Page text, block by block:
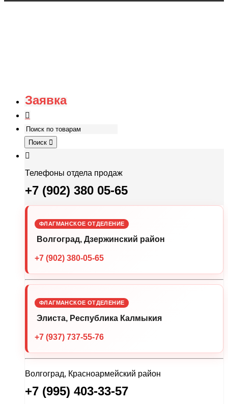
Заявка
Поиск
Телефоны отдела продаж
+7 (902) 380 05-65
ФЛАГМАНСКОЕ ОТДЕЛЕНИЕ
Волгоград, Дзержинский район
+7 (902) 380-05-65
ФЛАГМАНСКОЕ ОТДЕЛЕНИЕ
Элиста, Республика Калмыкия
+7 (937) 737-55-76
Волгоград, Красноармейский район
+7 (995) 403-33-57